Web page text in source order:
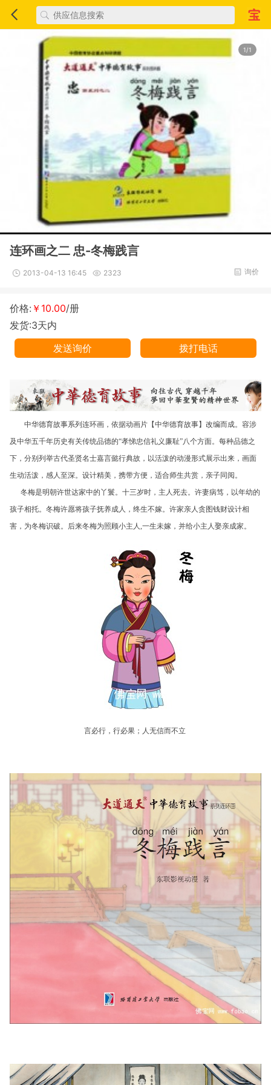
1/1
连环画之二 忠-冬梅践言
2013-04-13 16:45 2323 询价
价格: ￥10.00/册
发货:3天内
发送询价
拨打电话
中华德育故事系列连环画，依据动画片【中华德育故事】改编而成。容涉
及中华五千年历史有关传统品德的“孝悌忠信礼义廉耻”八个方面。每种品德之
下，分别列举古代圣贤名士嘉言懿行典故，以活泼的动漫形式展示出来，画面
生动活泼，感人至深。设计精美，携带方便，适合师生共赏，亲子同阅。
冬梅是明朝许世达家中的丫鬟。十三岁时，主人死去。许妻病笃，以年幼的
孩子相托。冬梅许愿将孩子抚养成人，终生不嫁。许家亲人贪图钱财设计相
害，为冬梅识破。后来冬梅为照顾小主人,一生未嫁，并给小主人娶亲成家。
言必行，行必果；人无信而不立